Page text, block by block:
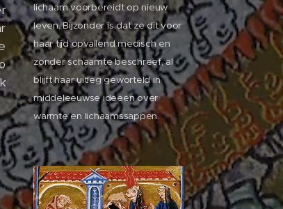
lichaam voorbereidt op nieuw
leven. Bijzonder is dat ze dit voor
haar tijd opvallend medisch en
zonder schaamte beschreef, al
blijft haar uitleg geworteld in
middeleeuwse ideeën over
warmte en lichaamssappen.